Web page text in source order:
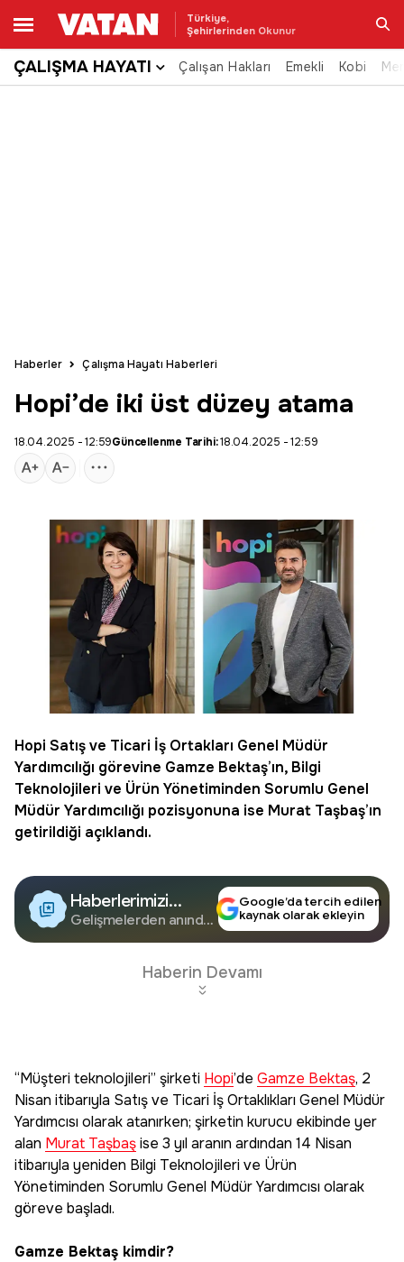
Türkiye,
Şehirlerinden Okunur
Ara
ÇALIŞMA HAYATI Çalışan Hakları Emekli Kobi
Haberler Çalışma Hayatı Haberleri
Hopi’de iki üst düzey atama
18.04.2025 - 12:59Güncellenme Tarihi:18.04.2025 - 12:59
Hopi Satış ve Ticari İş Ortakları Genel Müdür
Yardımcılığı görevine Gamze Bektaş’ın, Bilgi
Teknolojileri ve Ürün Yönetiminden Sorumlu Genel
Müdür Yardımcılığı pozisyonuna ise Murat Taşbaş’ın
getirildiği açıklandı.
Haberlerimizi
Google'da Takip
Edin
Gelişmelerden anında
Google’da tercih edilen
kaynak olarak ekleyin
Haberin Devamı
“Müşteri teknolojileri” şirketi Hopi’de Gamze Bektaş, 2
Nisan itibarıyla Satış ve Ticari İş Ortaklıkları Genel Müdür
Yardımcısı olarak atanırken; şirketin kurucu ekibinde yer
alan Murat Taşbaşise 3 yıl aranın ardından 14 Nisan
itibarıyla yeniden Bilgi Teknolojileri ve Ürün
Yönetiminden Sorumlu Genel Müdür Yardımcısı olarak
göreve başladı.
Gamze Bektaş kimdir?